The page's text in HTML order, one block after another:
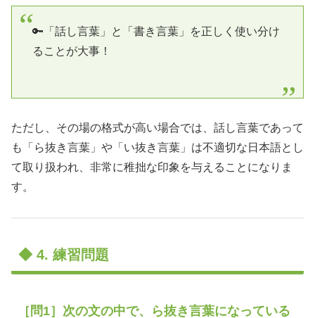
🔑「話し言葉」と「書き言葉」を正しく使い分け
ることが大事！
ただし、その場の格式が高い場合では、話し言葉であって
も「ら抜き言葉」や「い抜き言葉」は不適切な日本語とし
て取り扱われ、非常に稚拙な印象を与えることになりま
す。
◆ 4. 練習問題
［問1］次の文の中で、ら抜き言葉になっている